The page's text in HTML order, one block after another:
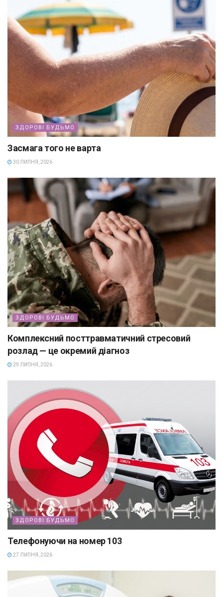
ЗДОРОВІ БУДЬМО
Засмага того не варта
30 ЛИПНЯ, 2026
ЗДОРОВІ БУДЬМО
Комплексний посттравматичний стресовий
розлад — це окремий діагноз
29 ЛИПНЯ, 2026
ЗДОРОВІ БУДЬМО
Телефонуючи на номер 103
27 ЛИПНЯ, 2026